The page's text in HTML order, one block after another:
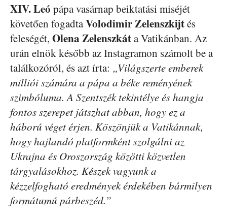
XIV. Leó pápa vasárnap beiktatási miséjét
követően fogadtaVolodimirZelenszkijtés
feleségét, Olena Zelenszkáta Vatikánban. Az
urán elnök később az Instagramon számolt be a
találkozóról, és azt írta: „Világszerte emberek
milliói számára a pápa a béke reményének
szimbóluma. A Szentszék tekintélye és hangja
fontos szerepet játszhat abban, hogy ez a
háború véget érjen. Köszönjük a Vatikánnak,
hogy hajlandó platformként szolgálni az
Ukrajna és Oroszország közötti közvetlen
tárgyalásokhoz. Készek vagyunk a
kézzelfogható eredmények érdekében bármilyen
formátumú párbeszéd.”